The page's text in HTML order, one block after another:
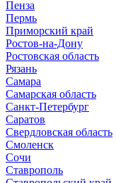
Пенза
Пермь
Приморский край
Ростов-на-Дону
Ростовская область
Рязань
Самара
Самарская область
Санкт-Петербург
Саратов
Свердловская область
Смоленск
Сочи
Ставрополь